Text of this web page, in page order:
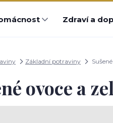
Zdraví a
Základní potraviny
ovoce a